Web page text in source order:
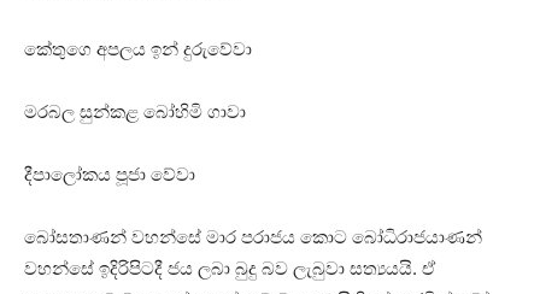
කේතුගෙ අපලය ඉන් දුරුවේවා
මරබල සුන්කළ බෝහිමි ගාවා
දීපාලෝකය පූජා වේවා
බෝසතාණන් වහන්සේ මාර පරාජය කොට බෝධිරාජයාණන්
වහන්සේ ඉදිරිපිටදී ජය ලබා බුදු බව ලැබුවා සත්‍යයයි. ඒ